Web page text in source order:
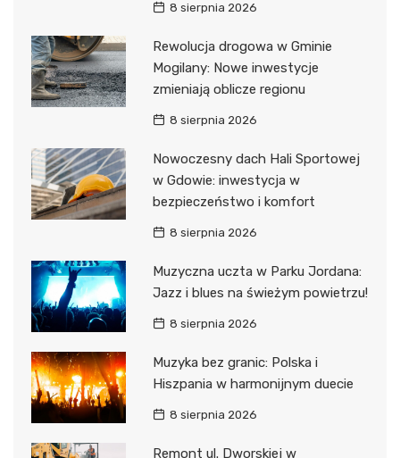
8 sierpnia 2026
Rewolucja drogowa w Gminie
Mogilany: Nowe inwestycje
zmieniają oblicze regionu
8 sierpnia 2026
Nowoczesny dach Hali Sportowej
w Gdowie: inwestycja w
bezpieczeństwo i komfort
8 sierpnia 2026
Muzyczna uczta w Parku Jordana:
Jazz i blues na świeżym powietrzu!
8 sierpnia 2026
Muzyka bez granic: Polska i
Hiszpania w harmonijnym duecie
8 sierpnia 2026
Remont ul. Dworskiej w